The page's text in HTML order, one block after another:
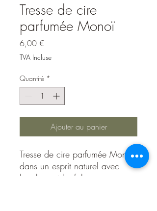
Tresse de cire
parfumée Monoï
6,00 €
TVA Incluse
Quantité *
Ajouter au panier
Tresse de cire parfumée Monoï,
dans un esprit naturel avec
bambou et loofah.